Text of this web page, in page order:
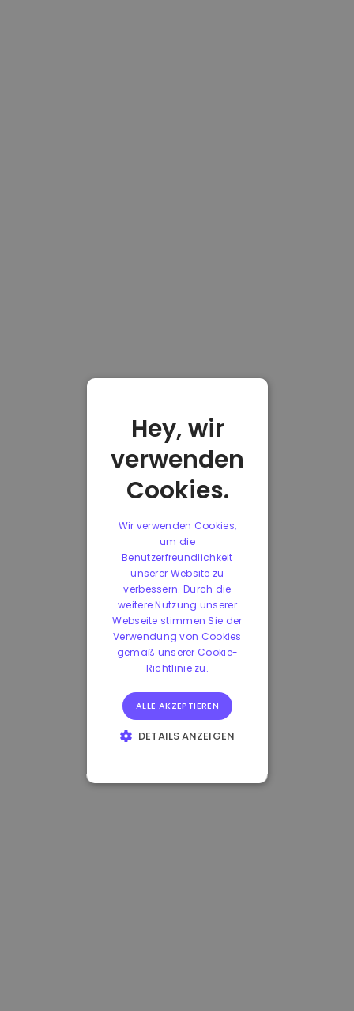
Hey, wir
verwenden
Cookies.
Wir verwenden Cookies,
um die
Benutzerfreundlichkeit
unserer Website zu
verbessern. Durch die
weitere Nutzung unserer
Webseite stimmen Sie der
Verwendung von Cookies
gemäß unserer Cookie-
Richtlinie zu.
ALLE AKZEPTIEREN
DETAILS ANZEIGEN